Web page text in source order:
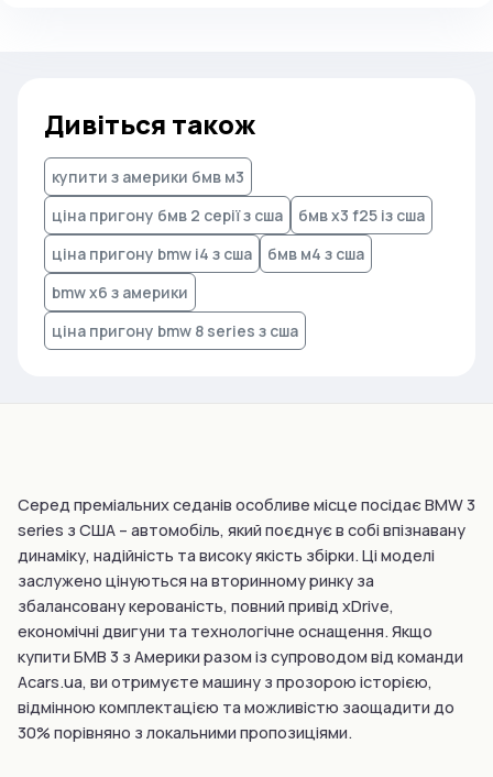
Дивіться також
купити з америки бмв м3
ціна пригону бмв 2 серії з сша
бмв x3 f25 із сша
ціна пригону bmw i4 з сша
бмв м4 з сша
bmw x6 з америки
ціна пригону bmw 8 series з сша
Серед преміальних седанів особливе місце посідає BMW 3
series з США – автомобіль, який поєднує в собі впізнавану
динаміку, надійність та високу якість збірки. Ці моделі
заслужено цінуються на вторинному ринку за
збалансовану керованість, повний привід xDrive,
економічні двигуни та технологічне оснащення. Якщо
купити БМВ 3 з Америки разом із супроводом від команди
Acars.ua, ви отримуєте машину з прозорою історією,
відмінною комплектацією та можливістю заощадити до
30% порівняно з локальними пропозиціями.